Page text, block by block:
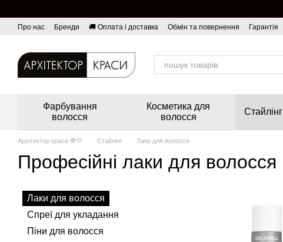
Про нас Бренди 🚚 Оплата і доставка Обмін та повернення Гарантія
Фарбування
волосся
Косметика для
волосся
Стайлінг
Архітектор краси 💙💛 Стайлінг Лаки для волосся
Професійні лаки для волосся
Лаки для волосся
Спреї для укладання
Піни для волосся